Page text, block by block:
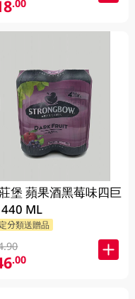
.00
堡 蘋果酒黑莓味四巨
ML
分類送贈品
.00